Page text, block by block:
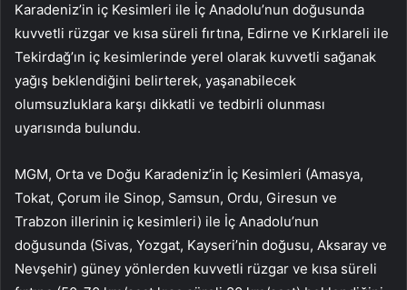
Karadeniz’in iç Kesimleri ile İç Anadolu’nun doğusunda
kuvvetli rüzgar ve kısa süreli fırtına, Edirne ve Kırklareli ile
Tekirdağ’ın iç kesimlerinde yerel olarak kuvvetli sağanak
yağış beklendiğini belirterek, yaşanabilecek
olumsuzluklara karşı dikkatli ve tedbirli olunması
uyarısında bulundu.
MGM, Orta ve Doğu Karadeniz’in İç Kesimleri (Amasya,
Tokat, Çorum ile Sinop, Samsun, Ordu, Giresun ve
Trabzon illerinin iç kesimleri) ile İç Anadolu’nun
doğusunda (Sivas, Yozgat, Kayseri’nin doğusu, Aksaray ve
Nevşehir) güney yönlerden kuvvetli rüzgar ve kısa süreli